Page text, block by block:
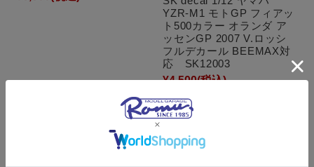
YZR-M1 モトGP フィアッ
ト500カラー オランダ ア
ッセンGP 2007 V.ロッシ
フルデカール BEEMAX対
応 SK12003
¥4,500(税込)